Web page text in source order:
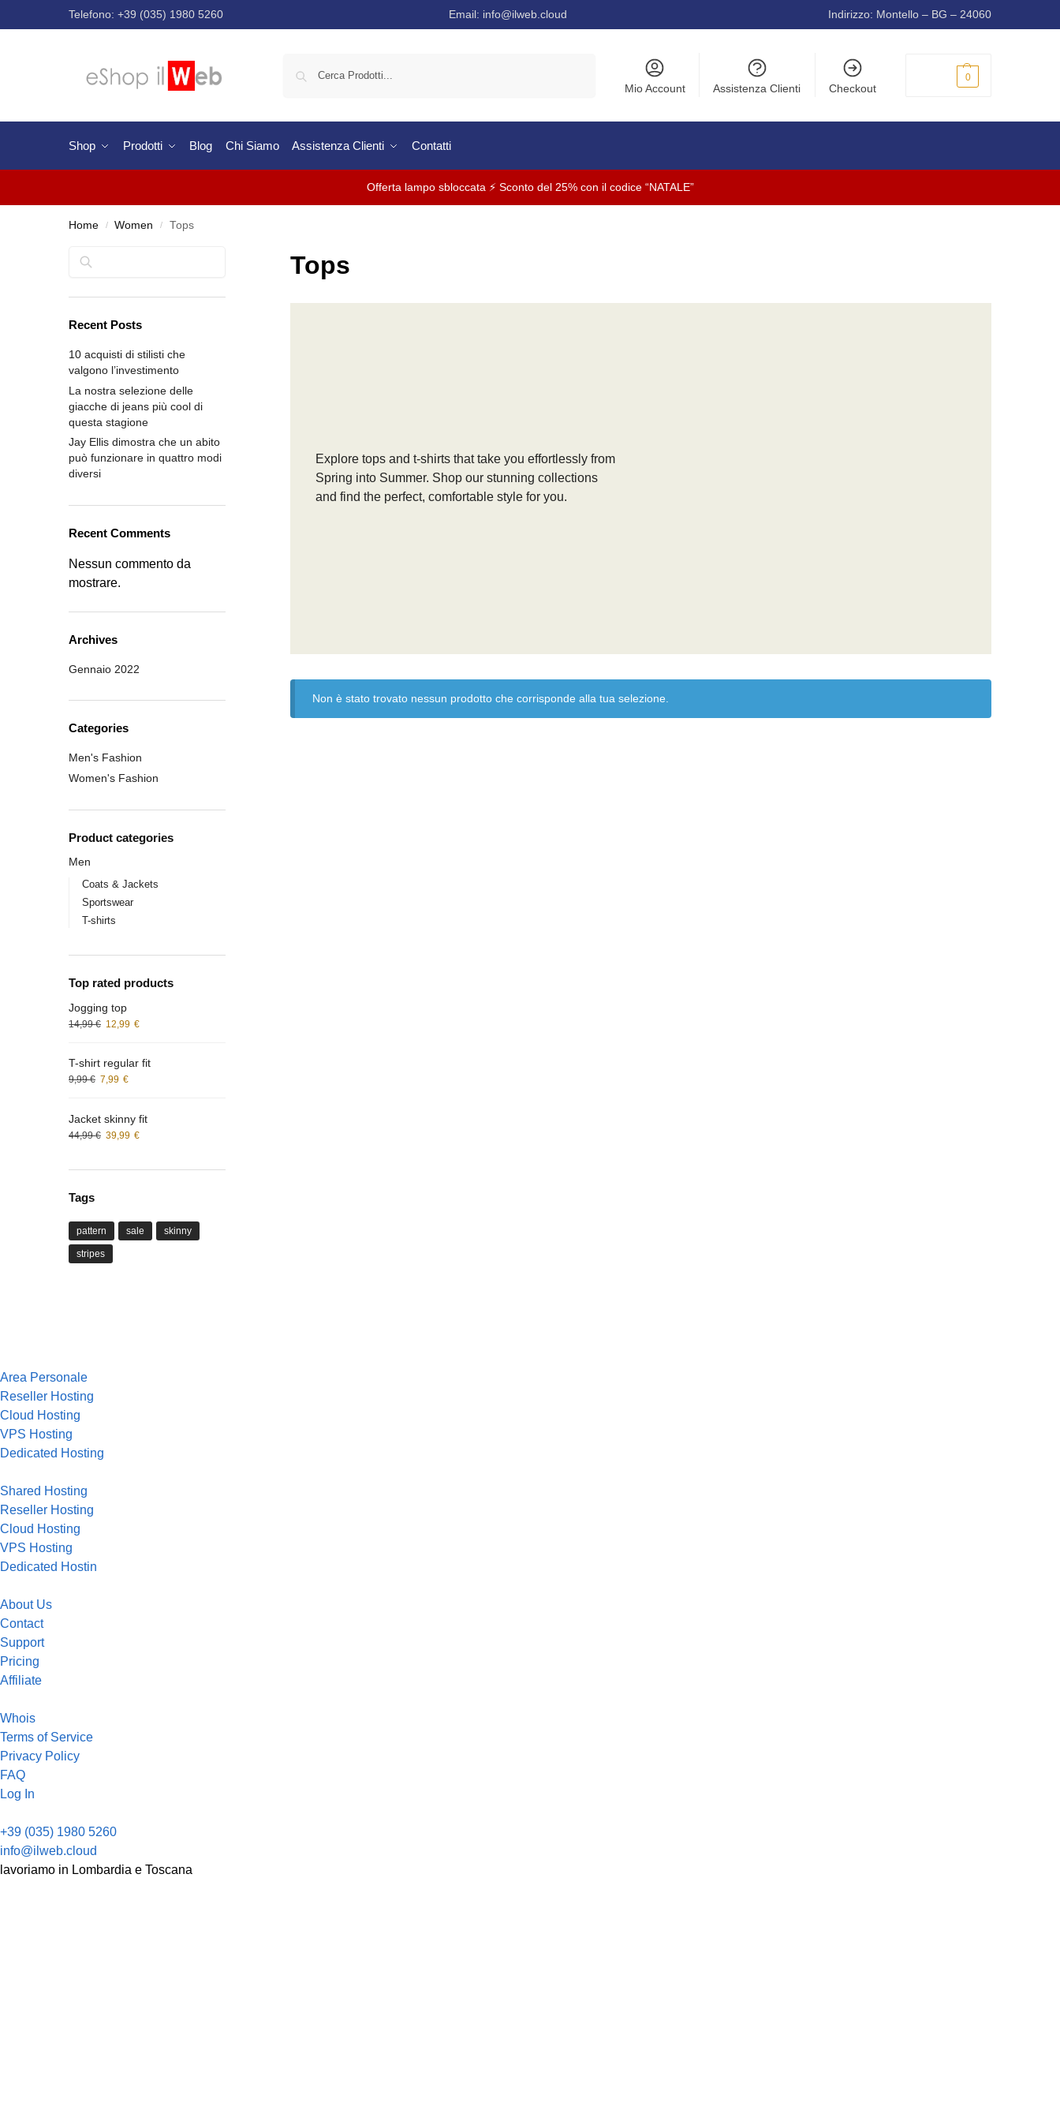
Telefono: +39 (035) 1980 5260 Email: info@ilweb.cloud Indirizzo: Montello – BG – 24060
Mio Account Assistenza Clienti Checkout
0
Shop Prodotti Blog Chi Siamo Assistenza Clienti Contatti
Offerta lampo sbloccata ⚡ Sconto del 25% con il codice “NATALE”
Home / Women / Tops
Tops
Explore tops and t-shirts that take you effortlessly from
Spring into Summer. Shop our stunning collections
and find the perfect, comfortable style for you.
Non è stato trovato nessun prodotto che corrisponde alla tua selezione.
Recent Posts
10 acquisti di stilisti che
valgono l’investimento
La nostra selezione delle
giacche di jeans più cool di
questa stagione
Jay Ellis dimostra che un abito
può funzionare in quattro modi
diversi
Recent Comments
Nessun commento da
mostrare.
Archives
Gennaio 2022
Categories
Men's Fashion
Women's Fashion
Product categories
Men
Coats & Jackets
Sportswear
T-shirts
Top rated products
Jogging top
14,99€ 12,99 €
T-shirt regular fit
9,99€ 7,99 €
Jacket skinny fit
44,99€ 39,99 €
Tags
pattern sale skinny
stripes
Area Personale
Reseller Hosting
Cloud Hosting
VPS Hosting
Dedicated Hosting
Shared Hosting
Reseller Hosting
Cloud Hosting
VPS Hosting
Dedicated Hostin
About Us
Contact
Support
Pricing
Affiliate
Whois
Terms of Service
Privacy Policy
FAQ
Log In
+39 (035) 1980 5260
info@ilweb.cloud
lavoriamo in Lombardia e Toscana